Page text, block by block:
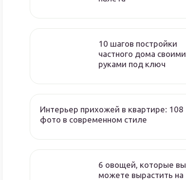
10 шагов постройки
частного дома своими
руками под ключ
Интерьер прихожей в квартире: 108
фото в современном стиле
6 овощей, которые вы
можете вырастить на